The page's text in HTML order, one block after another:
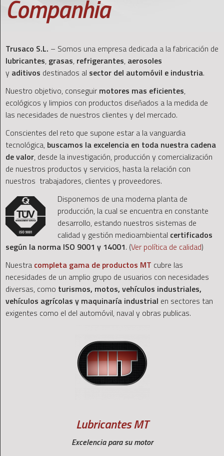
Companhia
Trusaco S.L. – Somos una empresa dedicada a la fabricación de
lubricantes, grasas, refrigerantes, aerosoles
y aditivos destinados al sector del automóvil e industria.
Nuestro objetivo, conseguir motores mas eficientes,
ecológicos y limpios con productos diseñados a la medida de
las necesidades de nuestros clientes y del mercado.
Conscientes del reto que supone estar a la vanguardia
tecnológica, buscamos la excelencia en toda nuestra cadena
de valor, desde la investigación, producción y comercialización
de nuestros productos y servicios, hasta la relación con
nuestros trabajadores, clientes y proveedores.
Disponemos de una moderna planta de
producción, la cual se encuentra en constante
desarrollo, estando nuestros sistemas de
calidad y gestión medioambiental certificados
según la norma ISO 9001 y 14001. (Ver política de calidad)
Nuestra completa gama de productos MT cubre las
necesidades de un amplio grupo de usuarios con necesidades
diversas, como turismos, motos, vehículos industriales,
vehículos agrícolas y maquinaría industrial en sectores tan
exigentes como el del automóvil, naval y obras publicas.
Lubricantes MT
Excelencia para su motor